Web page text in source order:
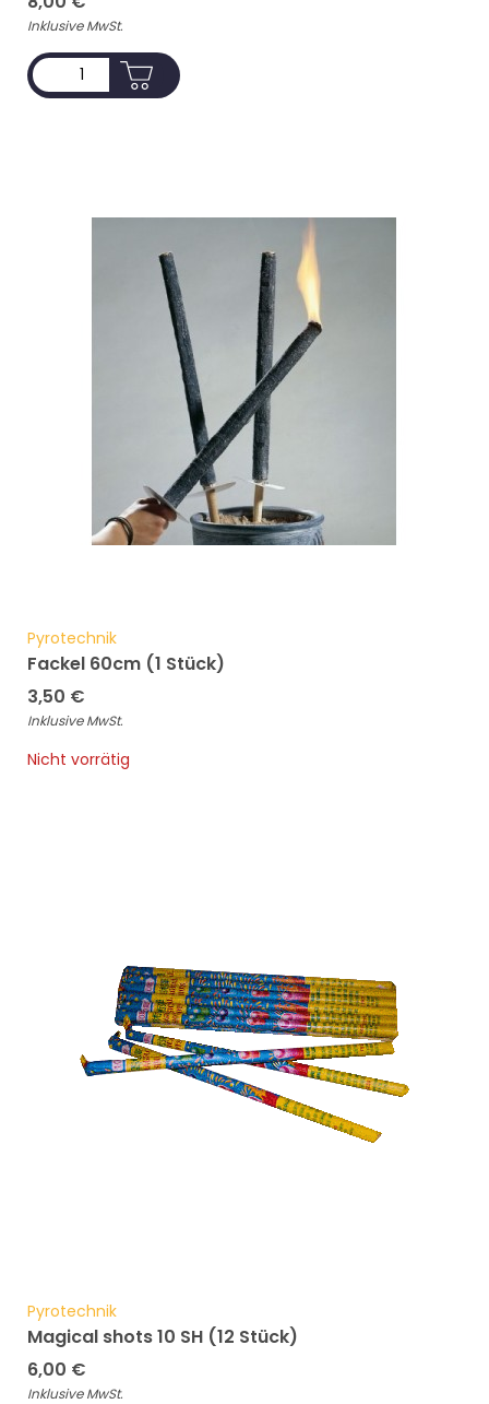
Inklusive MwSt.
Pyrotechnik
Fackel 60cm (1 Stück)
3,50 €
Inklusive MwSt.
Nicht vorrätig
Pyrotechnik
Magical shots 10 SH (12 Stück)
6,00 €
Inklusive MwSt.